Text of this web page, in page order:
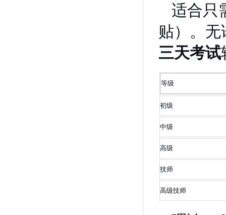
适合只
贴）。
三天考试
等级
初级
中级
高级
技师
高级技师